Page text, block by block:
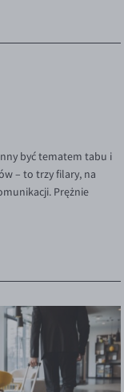
być tematem tabu i
– to trzy filary, na
Prężnie